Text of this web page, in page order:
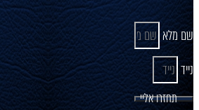
שם מלא
נייד
תחזרו אליי